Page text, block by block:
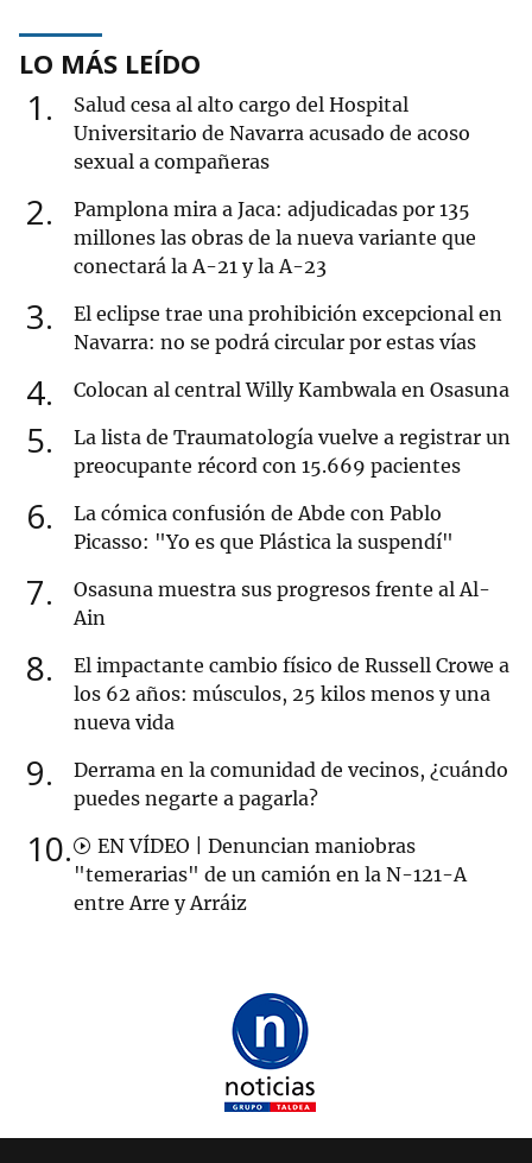
LO MÁS LEÍDO
1
Salud cesa al alto cargo del Hospital
Universitario de Navarra acusado de acoso
sexual a compañeras
2
Pamplona mira a Jaca: adjudicadas por 135
millones las obras de la nueva variante que
conectará la A-21 y la A-23
3
El eclipse trae una prohibición excepcional en
Navarra: no se podrá circular por estas vías
4 Colocan al central Willy Kambwala en Osasuna
5
La lista de Traumatología vuelve a registrar un
preocupante récord con 15.669 pacientes
6
La cómica confusión de Abde con Pablo
Picasso: "Yo es que Plástica la suspendí"
7
Osasuna muestra sus progresos frente al Al-
Ain
8
El impactante cambio físico de Russell Crowe a
los 62 años: músculos, 25 kilos menos y una
nueva vida
9
Derrama en la comunidad de vecinos, ¿cuándo
puedes negarte a pagarla?
10
EN VÍDEO | Denuncian maniobras
"temerarias" de un camión en la N-121-A
entre Arre y Arráiz